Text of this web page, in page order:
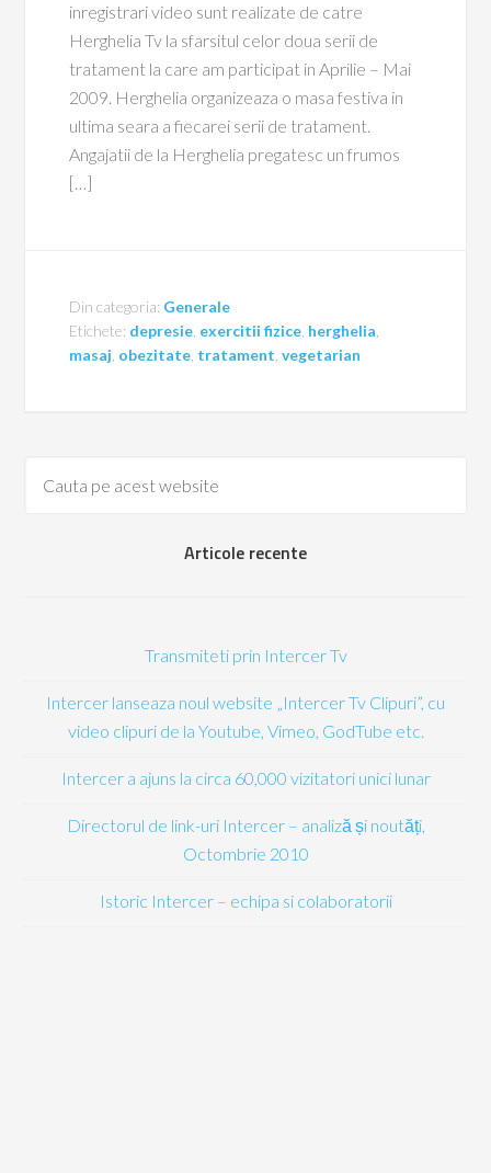
inregistrari video sunt realizate de catre
Herghelia Tv la sfarsitul celor doua serii de
tratament la care am participat in Aprilie – Mai
2009. Herghelia organizeaza o masa festiva in
ultima seara a fiecarei serii de tratament.
Angajatii de la Herghelia pregatesc un frumos
[…]
Din categoria: Generale
Etichete: depresie exercitii fizice herghelia
masaj obezitate tratament ,vegetarian
Articole recente
Transmiteti prin Intercer Tv
Intercer lanseaza noul website „Intercer Tv Clipuri”, cu
video clipuri de la Youtube, Vimeo, GodTube etc.
Intercer a ajuns la circa 60,000 vizitatori unici lunar
Directorul de link-uri Intercer – analiză și noutăți,
Octombrie 2010
Istoric Intercer – echipa si colaboratorii